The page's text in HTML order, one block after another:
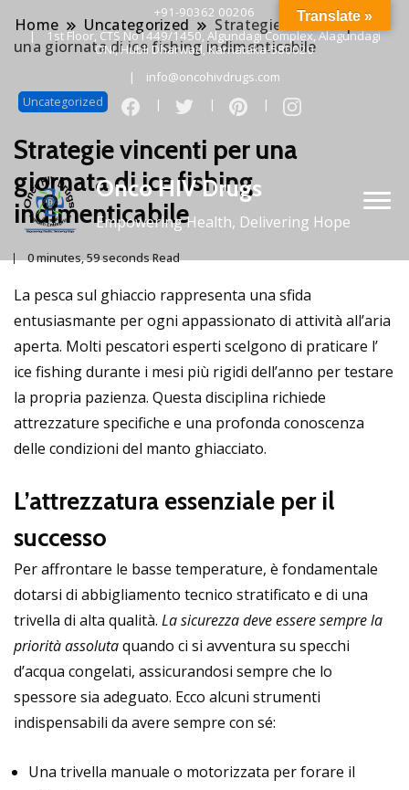
+91-90362 00206
1st Floor, CTS No1449/1450, Algundagi Complex, Alagundagi
ONI, Hubli Dharwad, Karnataka-580020
info@oncohivdrugs.com
Onco HIV Drugs
Empowering Health, Delivering Hope
Home Uncategorized
Strategie vincenti per
una giornata di ice fishing indimenticabile
Uncategorized
Strategie vincenti per una
giornata di ice fishing
indimenticabile
0 minutes, 59 seconds Read
La pesca sul ghiaccio rappresenta una sfida
entusiasmante per ogni appassionato di attività all’aria
aperta. Molti pescatori esperti scelgono di praticare l’
ice fishingdurante i mesi più rigidi dell’anno per testare
la propria pazienza. Questa disciplina richiede
attrezzature specifiche e una profonda conoscenza
delle condizioni del manto ghiacciato.
L’attrezzatura essenziale per il
successo
Per affrontare le basse temperature, è fondamentale
dotarsi di abbigliamento tecnico stratificato e di una
trivella di alta qualità. La sicurezza deve essere sempre la
priorità assolutaquando ci si avventura su specchi
d’acqua congelati, assicurandosi sempre che lo
spessore sia adeguato. Ecco alcuni strumenti
indispensabili da avere sempre con sé:
Una trivella manuale o motorizzata per forare il
Translate »